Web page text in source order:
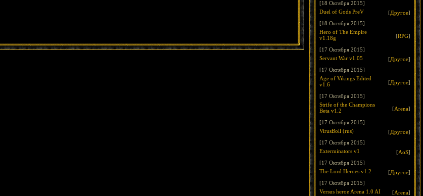
[18 Октября 2015]
Duel of Gods PreV
[Другое]
[18 Октября 2015]
Hero of The Empire
v1.18g
[RPG]
[17 Октября 2015]
Servant War v1.05
[Другое]
[17 Октября 2015]
Age of Vikings Edited
v1.6
[Другое]
[17 Октября 2015]
Strife of the Champions
Beta v1.2
[Arena]
[17 Октября 2015]
VirusBoll (rus)
[Другое]
[17 Октября 2015]
Exterminators v1
[AoS]
[17 Октября 2015]
The Lord Heroes v1.2
[Другое]
[17 Октября 2015]
Versus heroe Arena 1.0 AI
[Arena]